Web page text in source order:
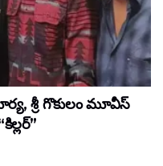
శ్రీ గొకులం మూవీస్‌